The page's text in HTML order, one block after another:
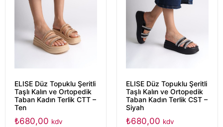
ELISE Düz Topuklu Şeritli
Taşlı Kalın ve Ortopedik
Taban Kadın Terlik CTT –
Ten
₺680,00 kdv
ELISE Düz Topuklu Şeritli
Taşlı Kalın ve Ortopedik
Taban Kadın Terlik CST –
Siyah
₺680,00 kdv